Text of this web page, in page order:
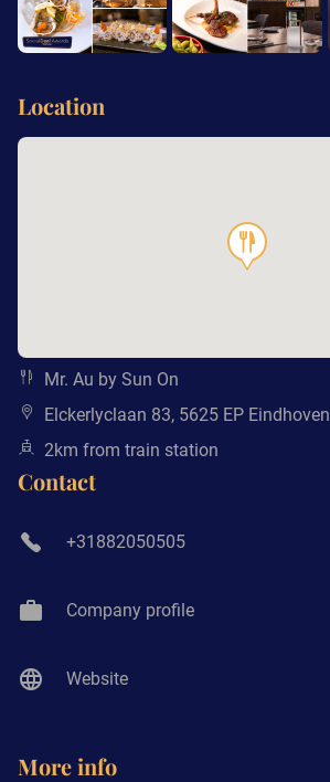
Location
Mr. Au by Sun On
Elckerlyclaan 83, 5625 EP Eindhoven
2km from train station
Contact
+31882050505
Company profile
Website
More info